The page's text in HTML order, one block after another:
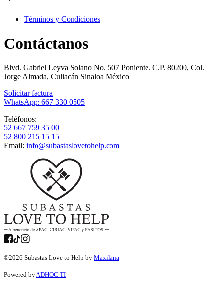
Términos y Condiciones
Contáctanos
Blvd. Gabriel Leyva Solano No. 507 Poniente. C.P. 80200, Col.
Jorge Almada, Culiacán Sinaloa México
Solicitar factura
WhatsApp: 667 330 0505
Teléfonos:
52 667 759 35 00
52 800 215 15 15
Email: info@subastaslovetohelp.com
©2026 Subastas Love to Help by Maxilana
Powered byADHOC TI